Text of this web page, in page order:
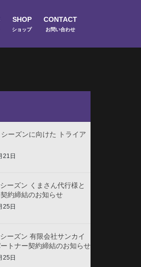
SHOP
ショップ
CONTACT
お問い合わせ
シーズンに向けた トライア
21日
ーズン くまさん代行様と
約締結のお知らせ
25日
ーズン 有限会社サンカイ
トナー契約締結のお知らせ
25日